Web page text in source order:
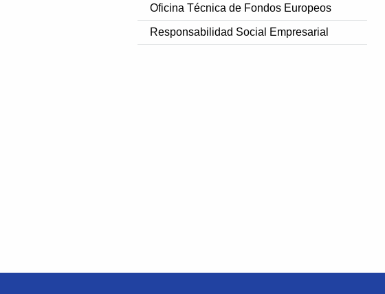
Oficina Técnica de Fondos Europeos
Responsabilidad Social Empresarial